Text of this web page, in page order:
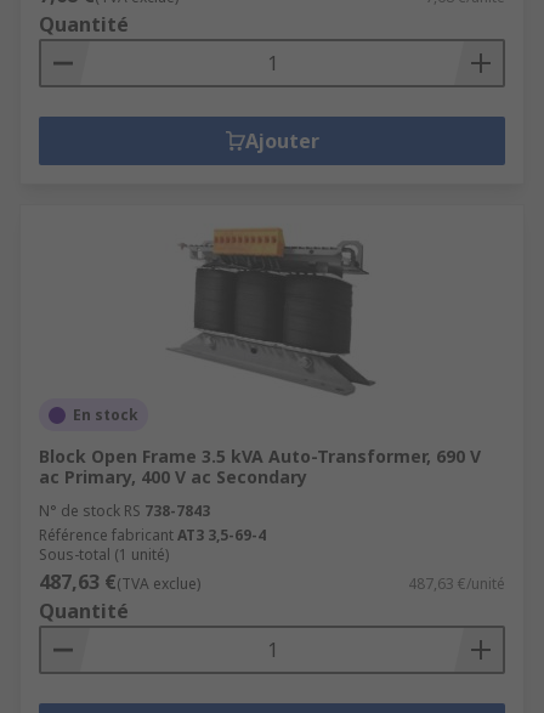
Quantité
Ajouter
En stock
Block Open Frame 3.5 kVA Auto-Transformer, 690 V
ac Primary, 400 V ac Secondary
N° de stock RS 738-7843
Référence fabricantAT3 3,5-69-4
Sous-total (1 unité)
487,63 €(TVA exclue) 487,63 €/unité
Quantité